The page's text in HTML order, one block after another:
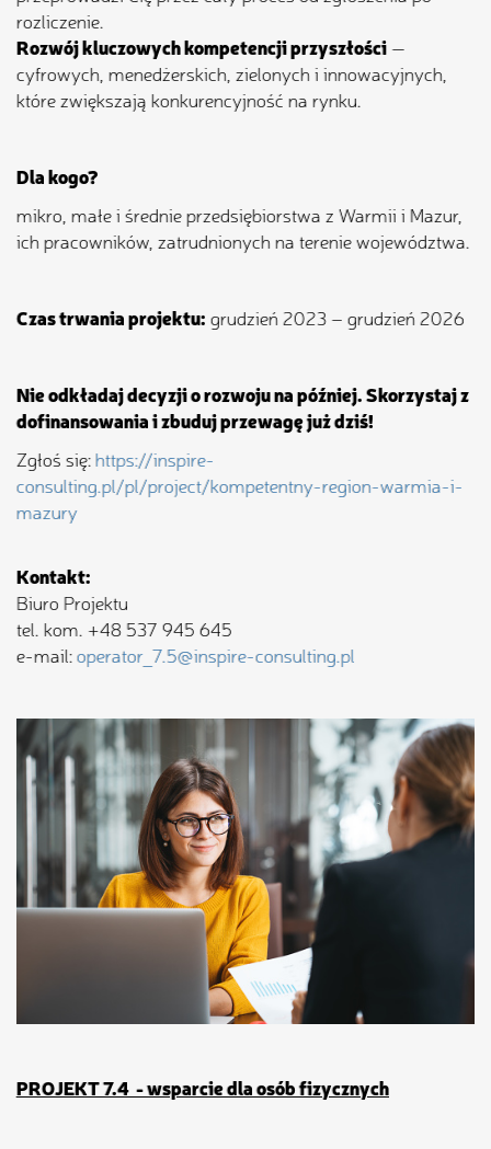
rozliczenie.
Rozwój kluczowych kompetencji przyszłości—
cyfrowych, menedżerskich, zielonych i innowacyjnych,
które zwiększają konkurencyjność na rynku.
Dla kogo?
mikro, małe i średnie przedsiębiorstwa z Warmii i Mazur,
ich pracowników, zatrudnionych na terenie województwa.
Czas trwania projektu: grudzień 2023 – grudzień 2026
Nie odkładaj decyzji o rozwoju na później. Skorzystaj z
dofinansowania i zbuduj przewagę już dziś!
Zgłoś się:https://inspire-
consulting.pl/pl/project/kompetentny-region-warmia-i-
mazury
Kontakt:
Biuro Projektu
tel. kom. +48 537 945 645
e-mail:operator_7.5@inspire-consulting.pl
PROJEKT 7.4 - wsparcie dla osób fizycznych